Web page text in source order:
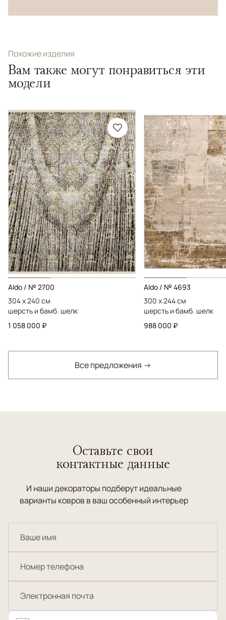
Похожие изделия
Вам также могут понравиться эти
модели
Aldo / № 2700
304 x 240 см
шерсть и бамб. шелк
1 058 000 ₽
Aldo / № 4693
300 x 244 см
шерсть и бамб. шелк
988 000 ₽
Все предложения →
Оставьте свои
контактные данные
И наши декораторы подберут идеальные
варианты ковров в ваш особенный интерьер